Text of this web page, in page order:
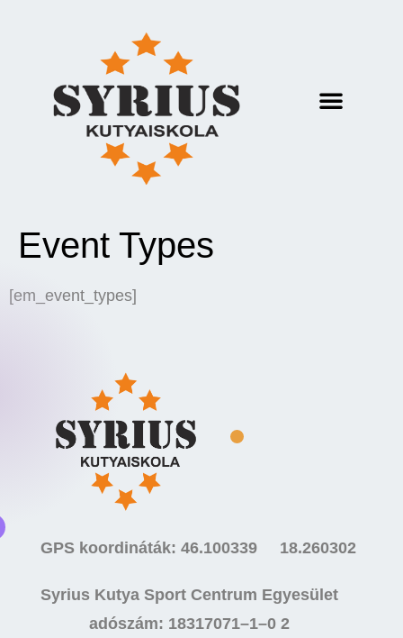
Event Types
[em_event_types]
GPS koordináták: 46.100339 18.260302
Syrius Kutya Sport Centrum Egyesület
adószám: 18317071–1–0 2